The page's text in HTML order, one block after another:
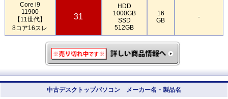
Core i9
11900
【11世代】
8コア16スレ
31
HDD
1000GB
SSD
512GB
16
GB
-
中古デスクトップパソコン メーカー名・製品名